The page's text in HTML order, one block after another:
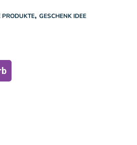
PRODUKTE, GESCHENK IDEE